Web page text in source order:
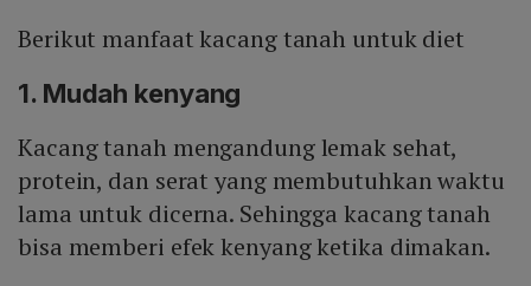
Berikut manfaat kacang tanah untuk diet
1. Mudah kenyang
Kacang tanah mengandung lemak sehat,
protein, dan serat yang membutuhkan waktu
lama untuk dicerna. Sehingga kacang tanah
bisa memberi efek kenyang ketika dimakan.